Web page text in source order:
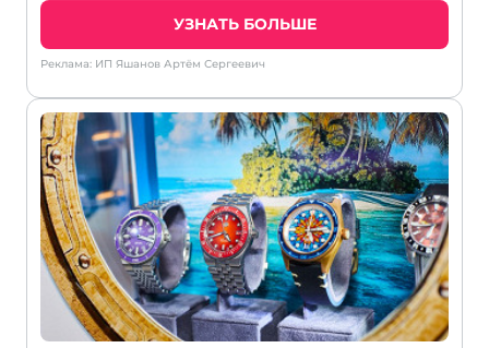
УЗНАТЬ БОЛЬШЕ
Реклама: ИП Яшанов Артём Сергеевич